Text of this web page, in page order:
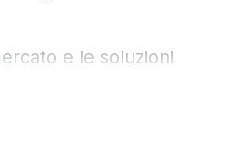
e le soluzioni